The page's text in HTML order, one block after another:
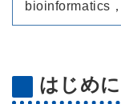
bioinformatics
はじめに